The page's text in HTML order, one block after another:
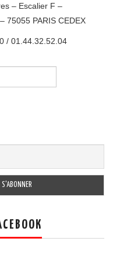
– Escalier F –
75055 PARIS CEDEX
/ 01.44.32.52.04